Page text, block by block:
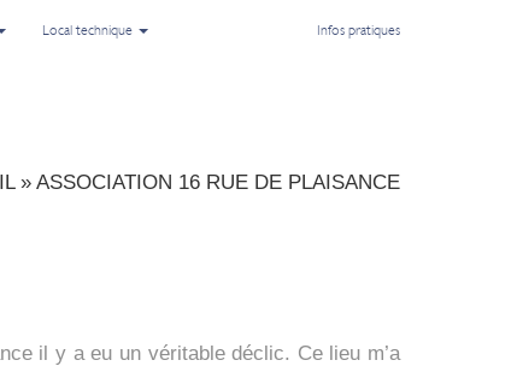
Local technique Infos pratiques
» ASSOCIATION 16 RUE DE PLAISANCE
il y a eu un véri­table déclic. Ce lieu m’a